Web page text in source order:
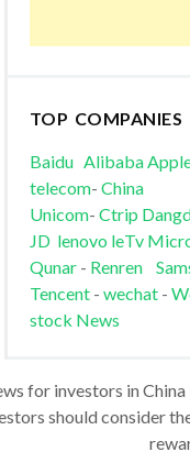
TOP COMPANIES
Baidu Alibaba
telecom- China
Unicom- Ctrip
JD lenovo leTv
Qunar- Renren
Tencent- wechat -
stock News
for investors in
should consider